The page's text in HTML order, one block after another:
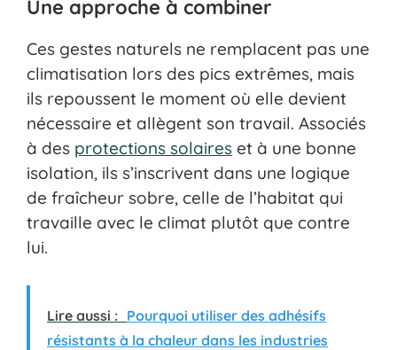
Une approche à combiner
Ces gestes naturels ne remplacent pas une
climatisation lors des pics extrêmes, mais
ils repoussent le moment où elle devient
nécessaire et allègent son travail. Associés
à des protections solaires et à une bonne
isolation, ils s’inscrivent dans une logique
de fraîcheur sobre, celle de l’habitat qui
travaille avec le climat plutôt que contre
lui.
Lire aussi : Pourquoi utiliser des adhésifs
résistants à la chaleur dans les industries